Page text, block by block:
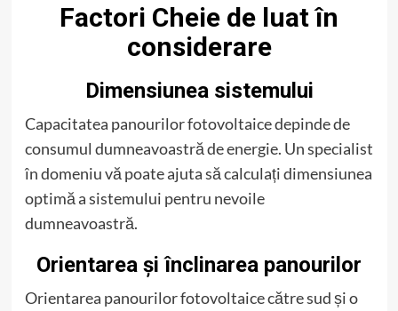
Factori Cheie de luat în
considerare
Dimensiunea sistemului
Capacitatea panourilor fotovoltaice depinde de
consumul dumneavoastră de energie. Un specialist
în domeniu vă poate ajuta să calculați dimensiunea
optimă a sistemului pentru nevoile
dumneavoastră.
Orientarea și înclinarea panourilor
Orientarea panourilor fotovoltaice către sud și o